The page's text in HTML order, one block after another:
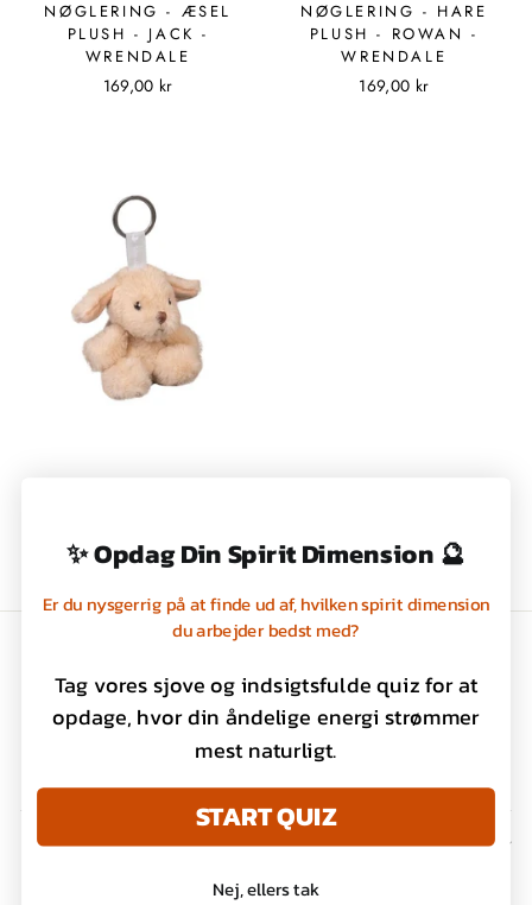
NØGLERING - ÆSEL
PLUSH - JACK -
WRENDALE
169,00 kr
NØGLERING - HARE
PLUSH - ROWAN -
WRENDALE
169,00 kr
RALPH - WRENDALE
169,00 kr
Privatlivspolitik
Kontakt os
TILMELD DIG NYHEDSBREV
✨ Opdag Din Spirit Dimension 🔮
Er du nysgerrig på at finde ud af, hvilken spirit dimension
du arbejder bedst med?
Tag vores sjove og indsigtsfulde quiz for at
opdage, hvor din åndelige energi strømmer
mest naturligt.
START QUIZ
Nej, ellers tak